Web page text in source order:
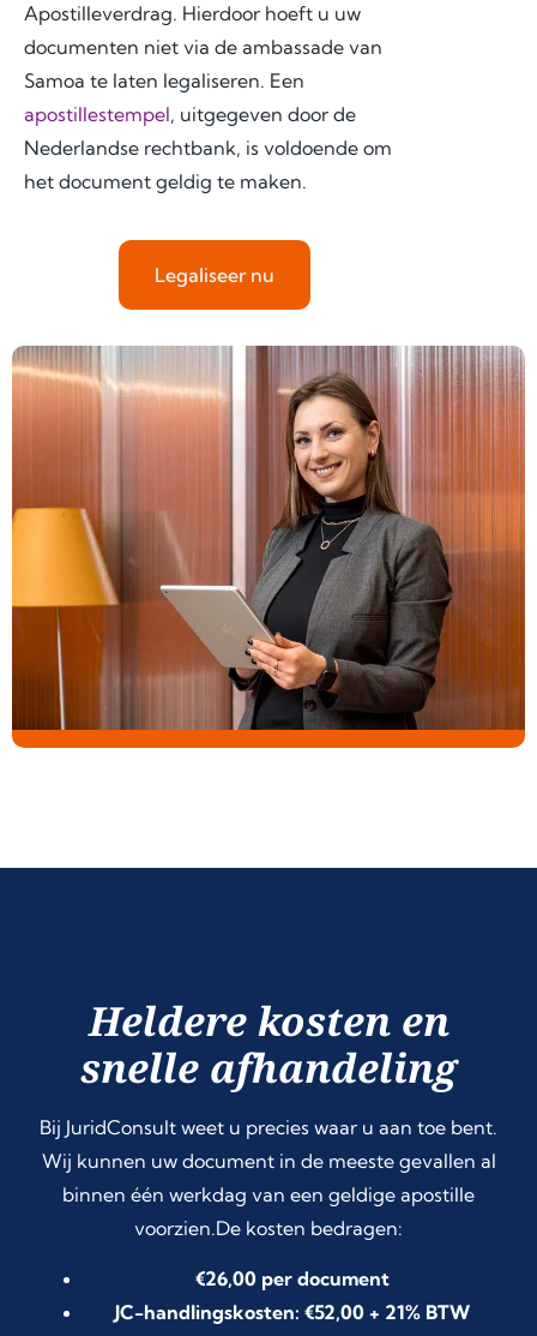
Apostilleverdrag. Hierdoor hoeft u uw
documenten niet via de ambassade van
Samoa te laten legaliseren. Een
apostillestempel, uitgegeven door de
Nederlandse rechtbank, is voldoende om
het document geldig te maken.
Legaliseer nu
Heldere kosten en
snelle afhandeling
Bij JuridConsult weet u precies waar u aan toe bent.
Wij kunnen uw document in de meeste gevallen al
binnen één werkdag van een geldige apostille
voorzien.De kosten bedragen:
€26,00 per document
JC-handlingskosten: €52,00 + 21% BTW